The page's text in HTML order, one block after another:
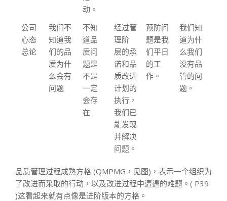
动。
公司
心态
总论
我们不
知道我
们的品
质为什
么会有
问题
不知
道品
质问
题是
不是
一定
会存
在
经过管
理阶
层的承
诺和品
质改进
计划的
执行，
我们已
能发现
并解决
问题。
预防问
题是我
们平日
的工
作。
我们知
道为什
么我们
没有品
管的问
题。
品质管理过程成熟方格 (QMPMG，见图)，表示一个组织为
了改进而采取的行动，以及改进过程中遭遇的难题。( P39
)这看起来就有点像是进阶版本的方格。